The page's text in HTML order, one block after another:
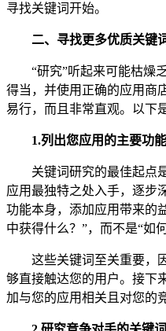
寻找关键词开始。
二、 寻找更多优质关键
“研究”听起来可能枯燥
得当，并使用正确的应用商
易行，而且非常直观。以下
1.列出您应用的主要功
关键词研究的最佳起点
应用最独特之处入手，逐步
功能本身，添加应用带来的
中获得什么？”，而不是“如何
这些关键词至关重要，
够直接触达您的用户。接下
加与您的应用相关且对您的